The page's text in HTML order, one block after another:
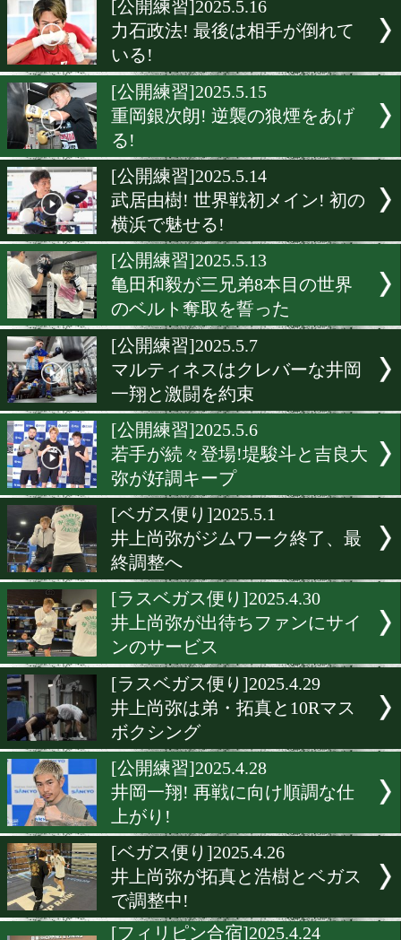
[公開練習]2025.5.20
KO勝率100%のメキシカン!
ヌニェスが華麗な身のこな
[公開練習]2025.5.19
IBFフェザー級王者レオ!
ポーで公開練習
[公開練習]2025.5.16
力石政法! 最後は相手が倒
いる!
[公開練習]2025.5.15
重岡銀次朗! 逆襲の狼煙を
る!
[公開練習]2025.5.14
武居由樹! 世界戦初メイン!
横浜で魅せる!
[公開練習]2025.5.13
亀田和毅が三兄弟8本目の
のベルト奪取を誓った
[公開練習]2025.5.7
マルティネスはクレバーな
一翔と激闘を約束
[公開練習]2025.5.6
若手が続々登場!堤駿斗と
弥が好調キープ
[ベガス便り]2025.5.1
井上尚弥がジムワーク終了
終調整へ